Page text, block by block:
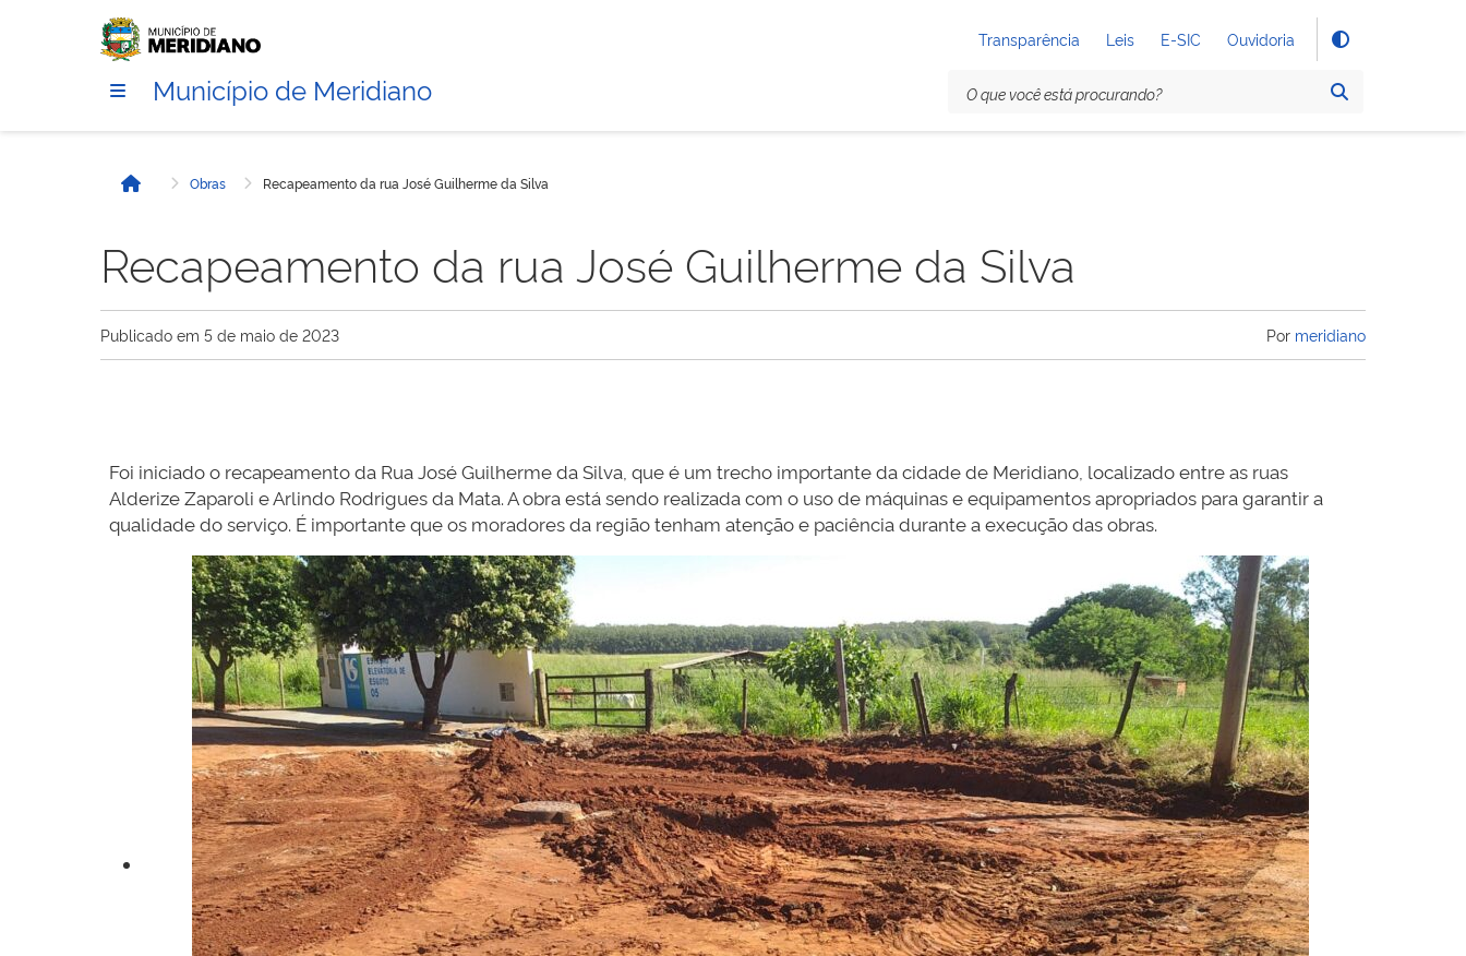
Transparência Leis E-SIC Ouvidoria
Município de Meridiano
Início Obras Recapeamento da rua José Guilherme da Silva
Recapeamento da rua José Guilherme da Silva
Publicado em 5 de maio de 2023 Por meridiano
Foi iniciado o recapeamento da Rua José Guilherme da Silva, que é um trecho importante da cidade de Meridiano, localizado entre as ruas
Alderize Zaparoli e Arlindo Rodrigues da Mata. A obra está sendo realizada com o uso de máquinas e equipamentos apropriados para garantir a
qualidade do serviço. É importante que os moradores da região tenham atenção e paciência durante a execução das obras.